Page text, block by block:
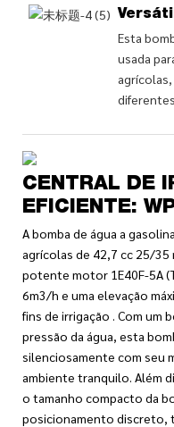
Esta
usada
CENTRAL DE
EFICIENTE:
A bomba de água a
agrícolas de 42,7 cc 25/35
potente motor 1E40F-5A
6m3/h e uma elevação
fins de irrigação . Com um
pressão da água, esta
silenciosamente com seu
ambiente tranquilo. Além
o tamanho compacto da
posicionamento discreto,